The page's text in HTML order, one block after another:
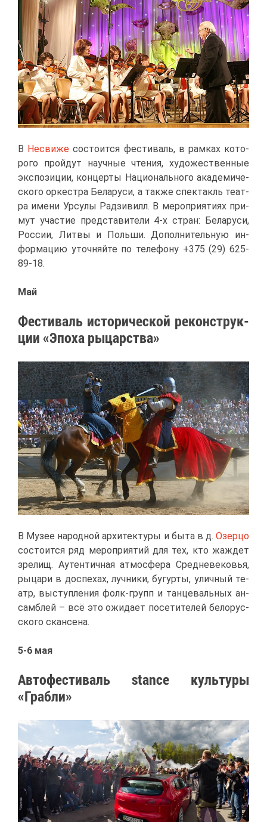
В Несви­же со­сто­ит­ся фе­сти­валь, в рам­ках ко­то­
ро­го прой­дут на­уч­ные чте­ния, ху­до­же­ствен­ные
экс­по­зи­ции, кон­цер­ты На­ци­о­наль­но­го ака­де­ми­че­
ско­го ор­кест­ра Бе­ла­ру­си, а та­к­же спек­такль те­ат­
ра име­ни Ур­су­лы Рад­зи­вилл. В ме­ро­при­я­ти­ях при­
мут уча­стие пред­ста­ви­те­ли 4-х стран: Бе­ла­ру­си,
Рос­сии, Лит­вы и Поль­ши. До­пол­ни­тель­ную ин­
фор­ма­цию уточ­няй­те по те­ле­фо­ну +375 (29) 625-
89-18.
Май
Фе­сти­валь ис­то­ри­че­ской ре­кон­струк­
ции «Эпо­ха ры­цар­ства»
В Му­зее на­род­ной ар­хи­тек­ту­ры и бы­та в д. Озер­цо
со­сто­ит­ся ряд ме­ро­при­я­тий для тех, кто жаж­дет
зре­лищ. Аутен­тич­ная ат­мо­сфе­ра Сред­не­ве­ко­вья,
ры­ца­ри в до­спе­хах, луч­ни­ки, бу­гур­ты, улич­ный те­
атр, вы­ступ­ле­ния фолк-групп и тан­це­валь­ных ан­
сам­блей – всё это ожи­да­ет по­се­ти­те­лей бе­ло­рус­
ско­го скан­се­на.
5-6 мая
Ав­то­фе­сти­валь stance куль­ту­ры
«Граб­ли»